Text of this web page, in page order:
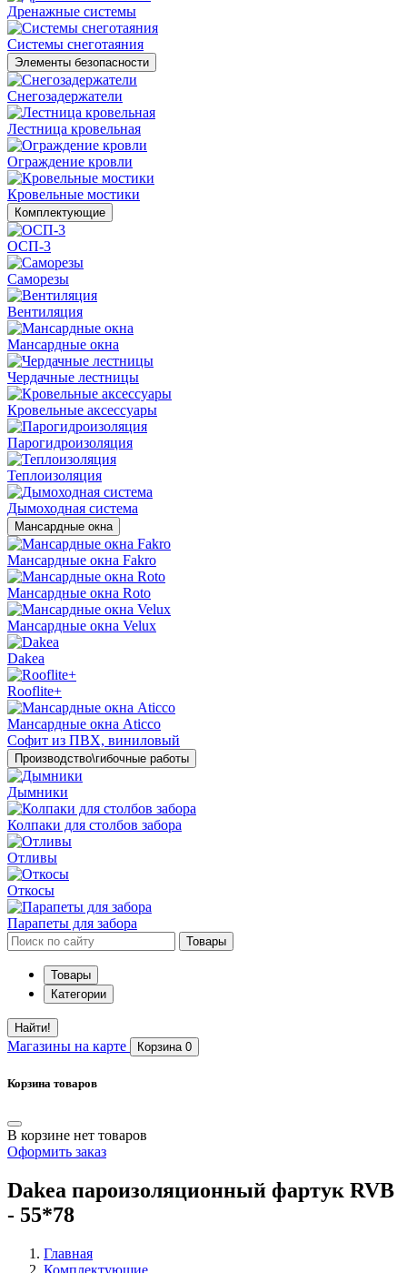
Дренажные системы
Системы снеготаяния
Элементы безопасности
Снегозадержатели
Лестница кровельная
Ограждение кровли
Кровельные мостики
Комплектующие
ОСП-3
Саморезы
Вентиляция
Мансардные окна
Чердачные лестницы
Кровельные аксессуары
Парогидроизоляция
Теплоизоляция
Дымоходная система
Мансардные окна
Мансардные окна Fakro
Мансардные окна Roto
Мансардные окна Velux
Dakea
Rooflite+
Мансардные окна Aticco
Софит из ПВХ, виниловый
Производство\гибочные работы
Дымники
Колпаки для столбов забора
Отливы
Откосы
Парапеты для забора
Товары
Товары
Категории
Найти!
Магазины на карте Корзина 0
Корзина товаров
В корзине нет товаров
Оформить заказ
Dakea пароизоляционный фартук RVB
- 55*78
Главная